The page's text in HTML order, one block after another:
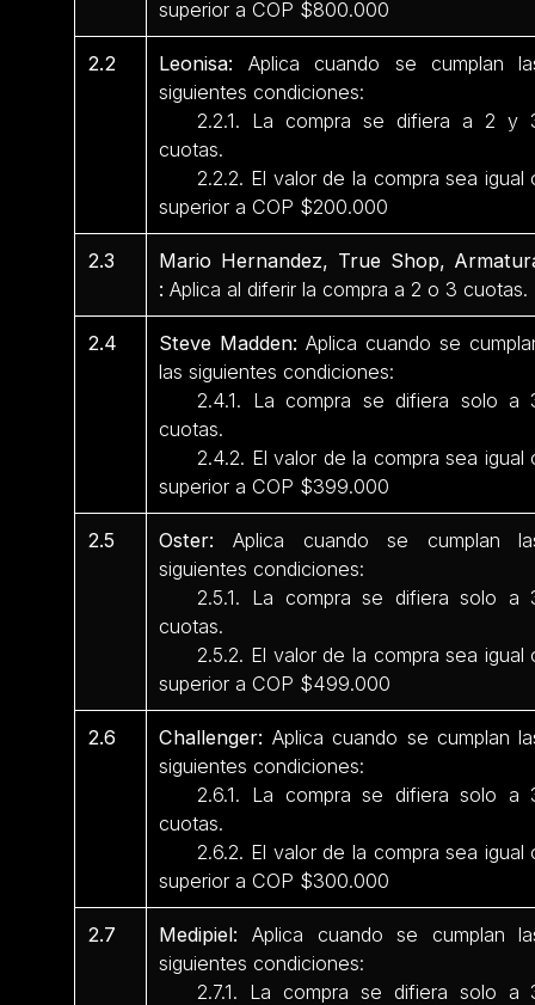
superior a COP $800.000
2.2 Leonisa: Aplica cuando se cumplan
siguientes condiciones:
2.2.1. La compra se difiera a 2 y
cuotas.
2.2.2. El valor de la compra sea igual
superior a COP $200.000
2.3
Mario Hernandez, True Shop,
:Aplica al diferir la compra a 2 o 3 cuotas.
2.4 Steve Madden: Aplica cuando se
las siguientes condiciones:
2.4.1. La compra se difiera solo a
cuotas.
2.4.2. El valor de la compra sea igual
superior a COP $399.000
2.5 Oster: Aplica cuando se cumplan
siguientes condiciones:
2.5.1. La compra se difiera solo a
cuotas.
2.5.2. El valor de la compra sea igual
superior a COP $499.000
2.6 Challenger: Aplica cuando se cumplan
siguientes condiciones:
2.6.1. La compra se difiera solo a
cuotas.
2.6.2. El valor de la compra sea igual
superior a COP $300.000
2.7 Medipiel: Aplica cuando se cumplan
siguientes condiciones:
2.7.1. La compra se difiera solo a